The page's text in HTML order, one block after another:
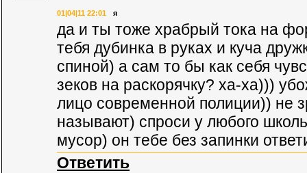
01|04|11 22:01 я
да и ты тоже храбрый тока на
тебя дубинка в руках и куча
спиной) а сам то бы как себя
зеков на раскорячку? ха-ха)))
лицо современной полиции)) не
называют) спроси у любого
мусор) он тебе без запинки
Ответить